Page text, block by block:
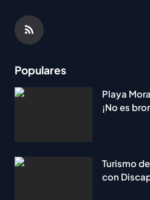
Populares
Playa
¡No es
Turismo
con